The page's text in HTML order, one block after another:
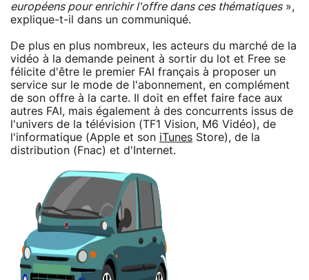
européens pour enrichir l'offre dans ces thématiques»,
explique-t-il dans un communiqué.
De plus en plus nombreux, les acteurs du marché de la
vidéo à la demande peinent à sortir du lot et Free se
félicite d'être le premier FAI français à proposer un
service sur le mode de l'abonnement, en complément
de son offre à la carte. Il doit en effet faire face aux
autres FAI, mais également à des concurrents issus de
l'univers de la télévision (TF1 Vision, M6 Vidéo), de
l'informatique (Apple et son iTunes Store), de la
distribution (Fnac) et d'Internet.